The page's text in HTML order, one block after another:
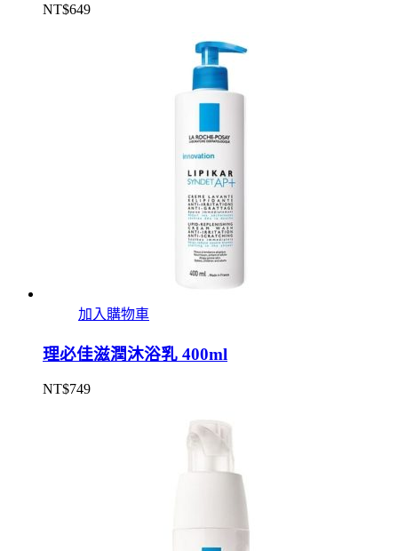
NT$649
加入購物車
理必佳滋潤沐浴乳 400ml
NT$749